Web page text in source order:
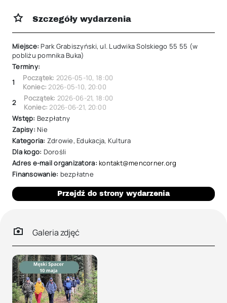
Szczegóły wydarzenia
Miejsce: Park Grabiszyński, ul. Ludwika Solskiego 55 55 (w
pobliżu pomnika Buka)
Terminy:
1
Początek: 2026-05-10, 18:00
Koniec:2026-05-10, 20:00
2
Początek: 2026-06-21, 18:00
Koniec:2026-06-21, 20:00
Wstęp: Bezpłatny
Zapisy: Nie
Kategoria: Zdrowie, Edukacja, Kultura
Dla kogo: Dorośli
Adres e-mail organizatora:kontakt@mencorner.org
Finansowanie: bezpłatne
Przejdź do strony wydarzenia
Galeria zdjęć